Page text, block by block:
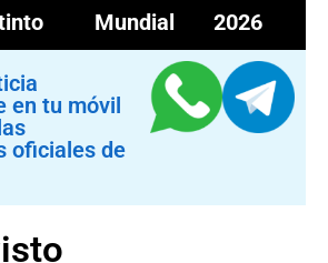
Mundial 2026
en tu móvil
oficiales de